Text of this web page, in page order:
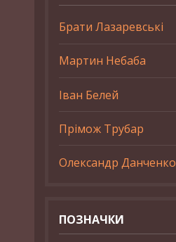
Брати Лазаревські
Мартин Небаба
Іван Белей
Прімож Трубар
Олександр Данченко
ПОЗНАЧКИ